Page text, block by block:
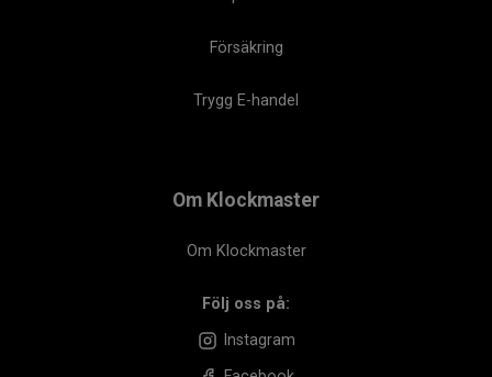
Försäkring
Trygg E-handel
Om Klockmaster
Om Klockmaster
Följ oss på:
Instagram